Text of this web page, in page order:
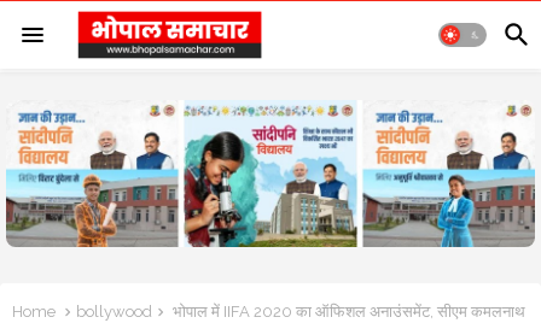
Home bollywood
भोपाल में IIFA 2020 का ऑफिशल अनाउंसमेंट, सीएम कमलनाथ